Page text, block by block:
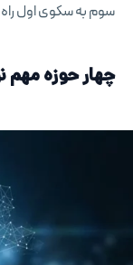
سوم به سکوی اول راه
چهار حوزه مهم